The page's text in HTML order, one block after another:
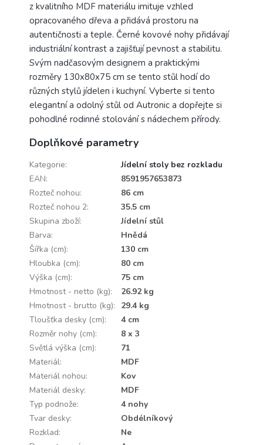
z kvalitního MDF materiálu imituje vzhled
opracovaného dřeva a přidává prostoru na
autentičnosti a teple. Černé kovové nohy přidávají
industriální kontrast a zajišťují pevnost a stabilitu.
Svým nadčasovým designem a praktickými
rozměry 130x80x75 cm se tento stůl hodí do
různých stylů jídelen i kuchyní. Vyberte si tento
elegantní a odolný stůl od Autronic a dopřejte si
pohodlné rodinné stolování s nádechem přírody.
Doplňkové parametry
Kategorie:
Jídelní stoly bez rozkladu
EAN:
8591957653873
Rozteč nohou:
86 cm
Rozteč nohou 2:
35.5 cm
Skupina zboží:
Jídelní stůl
Barva:
Hnědá
Šířka (cm):
130 cm
Hloubka (cm):
80 cm
Výška (cm):
75 cm
Hmotnost - netto (kg):
26.92 kg
Hmotnost - brutto (kg):
29.4 kg
Tloušťka desky (cm):
4 cm
Rozměr nohy (cm):
8 x 3
Světlá výška (cm):
71
Materiál:
MDF
Materiál nohou:
Kov
Materiál desky:
MDF
Typ podnože:
4 nohy
Tvar desky:
Obdélníkový
Rozklad:
Ne